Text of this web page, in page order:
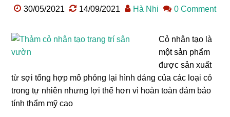
30/05/2021 14/09/2021 Hà Nhi 0 Comment
Cỏ nhân tạo là
một sản phẩm
được sản xuất
từ sợi tổng hợp mô phỏng lại hình dáng của các loại cỏ
trong tự nhiên nhưng lợi thế hơn vì hoàn toàn đảm bảo
tính thẩm mỹ cao